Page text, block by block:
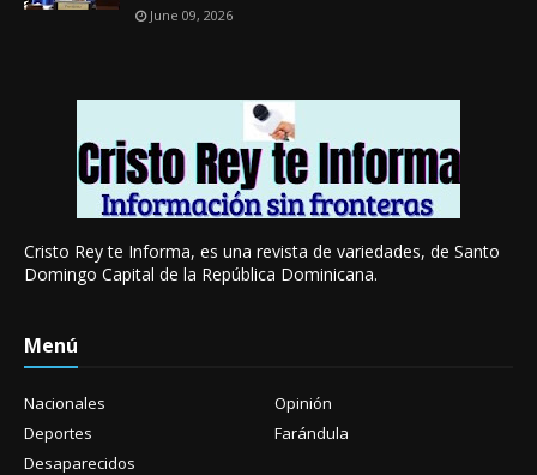
June 09, 2026
Cristo Rey te Informa, es una revista de variedades, de Santo
Domingo Capital de la República Dominicana.
Menú
Nacionales
Opinión
Deportes
Farándula
Desaparecidos